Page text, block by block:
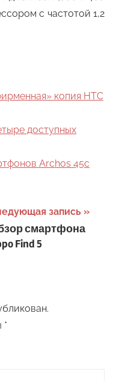
с частотой 1,2
копия HTC
доступных
Archos 45c
запись
смартфона
Find 5
*